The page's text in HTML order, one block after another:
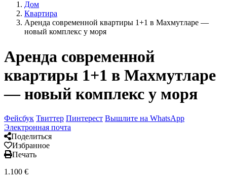
Дом
Квартира
Аренда современной квартиры 1+1 в Махмутларе —
новый комплекс у моря
Аренда современной
квартиры 1+1 в Махмутларе
— новый комплекс у моря
Фейсбук Твиттер Пинтерест Вышлите на WhatsApp
Электронная почта
Поделиться
Избранное
Печать
1.100 €